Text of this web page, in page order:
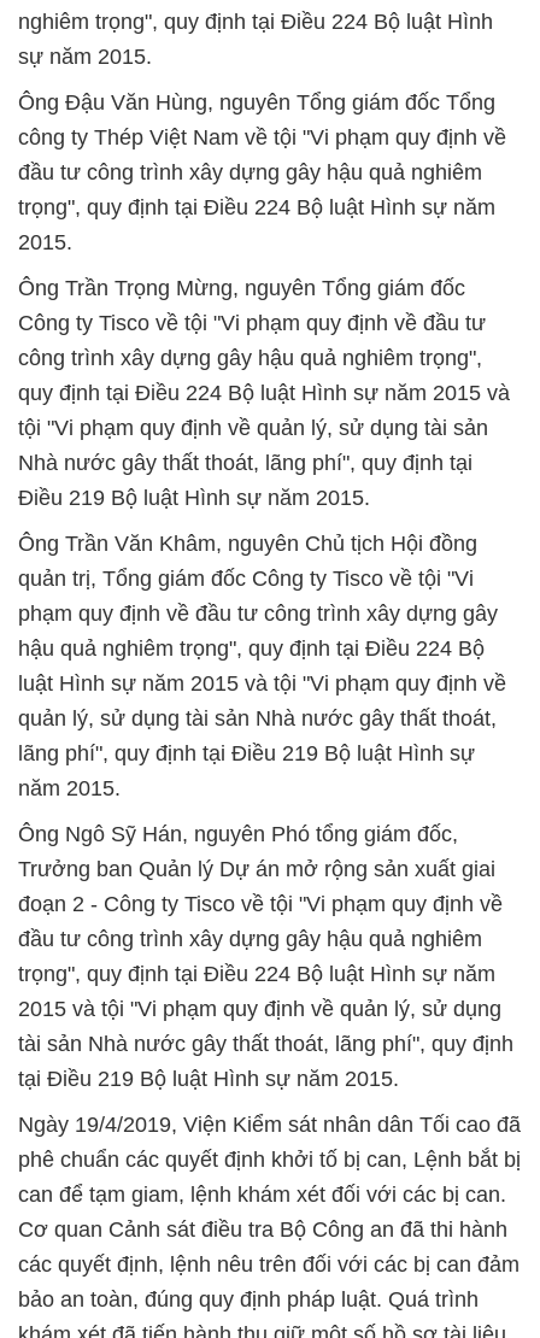
nghiêm trọng", quy định tại Điều 224 Bộ luật Hình
sự năm 2015.
Ông Đậu Văn Hùng, nguyên Tổng giám đốc Tổng
công ty Thép Việt Nam về tội "Vi phạm quy định về
đầu tư công trình xây dựng gây hậu quả nghiêm
trọng", quy định tại Điều 224 Bộ luật Hình sự năm
2015.
Ông Trần Trọng Mừng, nguyên Tổng giám đốc
Công ty Tisco về tội "Vi phạm quy định về đầu tư
công trình xây dựng gây hậu quả nghiêm trọng",
quy định tại Điều 224 Bộ luật Hình sự năm 2015 và
tội "Vi phạm quy định về quản lý, sử dụng tài sản
Nhà nước gây thất thoát, lãng phí", quy định tại
Điều 219 Bộ luật Hình sự năm 2015.
Ông Trần Văn Khâm, nguyên Chủ tịch Hội đồng
quản trị, Tổng giám đốc Công ty Tisco về tội "Vi
phạm quy định về đầu tư công trình xây dựng gây
hậu quả nghiêm trọng", quy định tại Điều 224 Bộ
luật Hình sự năm 2015 và tội "Vi phạm quy định về
quản lý, sử dụng tài sản Nhà nước gây thất thoát,
lãng phí", quy định tại Điều 219 Bộ luật Hình sự
năm 2015.
Ông Ngô Sỹ Hán, nguyên Phó tổng giám đốc,
Trưởng ban Quản lý Dự án mở rộng sản xuất giai
đoạn 2 - Công ty Tisco về tội "Vi phạm quy định về
đầu tư công trình xây dựng gây hậu quả nghiêm
trọng", quy định tại Điều 224 Bộ luật Hình sự năm
2015 và tội "Vi phạm quy định về quản lý, sử dụng
tài sản Nhà nước gây thất thoát, lãng phí", quy định
tại Điều 219 Bộ luật Hình sự năm 2015.
Ngày 19/4/2019, Viện Kiểm sát nhân dân Tối cao đã
phê chuẩn các quyết định khởi tố bị can, Lệnh bắt bị
can để tạm giam, lệnh khám xét đối với các bị can.
Cơ quan Cảnh sát điều tra Bộ Công an đã thi hành
các quyết định, lệnh nêu trên đối với các bị can đảm
bảo an toàn, đúng quy định pháp luật. Quá trình